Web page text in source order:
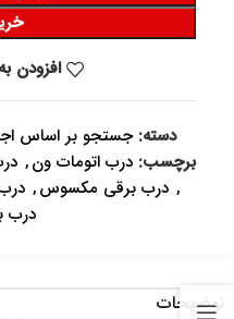
افزودن
دسته: جستجو بر اساس
برچسب: درب اتومات ون,
, درب برقی مکسوس,
درب
توضیحات